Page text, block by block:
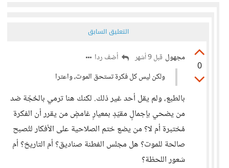
التعليق السابق
0
مجهول قبل 9 أشهر
أضف ردا
ولكن ليس كل فكرة تستحق الموت، واعترا
بالطبع، ولم يقل أحد غير ذلك. لكنك هنا ترمي بالحُجّة ضد
من يضحي بإجمالٍ مقيّدٍ بمعيارٍ غامضٍ من يقرر أن الفكرة
مُختبرة أم لا؟ من يضع ختم الصلاحية على الأفكار لتُصبح
صالحة للموت؟ هل مجلس الفطنة صناديق؟ أم التاريخ؟ أم
شعور اللحظة؟